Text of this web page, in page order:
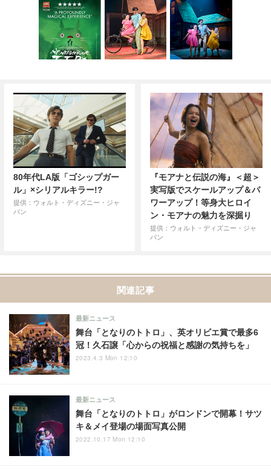
80年代LA版「ゴシップガー
ル」×シリアルキラー!?
提供：ウォルト・ディズニー・ジャ
パン
『モアナと伝説の海』＜超＞
実写版でスケールアップ＆パ
ワーアップ！等身大ヒロイ
ン・モアナの魅力を深掘り
提供：ウォルト・ディズニー・ジャ
パン
関連記事
舞台「となりのトトロ」、英オリビエ賞で最多6
冠！久石譲「心からの祝福と感謝の気持ちを」
最新ニュース
2023.4.3 Mon 12:10
舞台「となりのトトロ」がロンドンで開幕！サツ
キ＆メイ登場の場面写真公開
最新ニュース
2022.10.17 Mon 12:10